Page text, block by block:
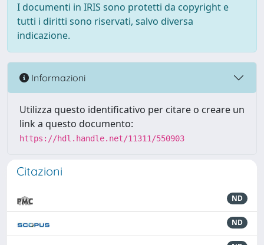
I documenti in IRIS sono protetti da copyright e
tutti i diritti sono riservati, salvo diversa
indicazione.
Informazioni
Utilizza questo identificativo per citare o creare un
link a questo documento:
https://hdl.handle.net/11311/550903
Citazioni
ND
ND